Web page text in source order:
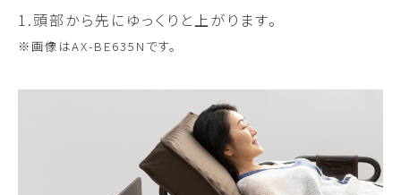
1.頭部から先にゆっくりと上がります。
※画像はAX-BE635Nです。